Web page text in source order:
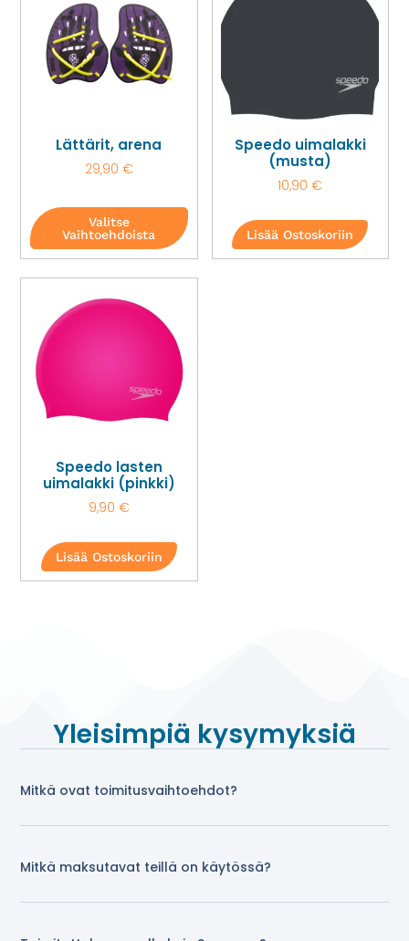
Lättärit, arena
29,90 €
Valitse
Vaihtoehdoista
Speedo uimalakki
(musta)
10,90€
Lisää Ostoskoriin
Speedo lasten
uimalakki (pinkki)
9,90 €
Lisää Ostoskoriin
Yleisimpiä kysymyksiä
Mitkä ovat toimitusvaihtoehdot?
Mitkä maksutavat teillä on käytössä?